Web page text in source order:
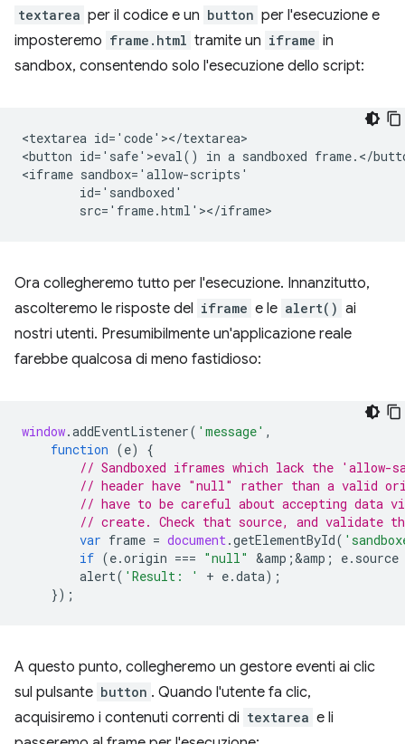
textarea per il codice e un button per l'esecuzione e
imposteremo frame.html tramite un iframe in
sandbox, consentendo solo l'esecuzione dello script:
<textarea id='code'></textarea>
<button id='safe'>eval() in a sandboxed frame.</
<iframe sandbox='allow-scripts'
        id='sandboxed'
Ora collegheremo tutto per l'esecuzione. Innanzitutto,
ascolteremo le risposte del iframe e le alert() ai
nostri utenti. Presumibilmente un'applicazione reale
farebbe qualcosa di meno fastidioso:
window.addEventListener( 'message' ,
function (e)
{
// Sandboxed iframes which lack the 'allow-
// header have "null" rather than a valid
// have to be careful about accepting data
// create. Check that source, and validate
var frame = document.getElementById(
if (e.origin === "null" &amp ;&amp ; e. source
alert( 'Result: ' + e.data);
});
A questo punto, collegheremo un gestore eventi ai clic
sul pulsante button . Quando l'utente fa clic,
acquisiremo i contenuti correnti di textarea e li